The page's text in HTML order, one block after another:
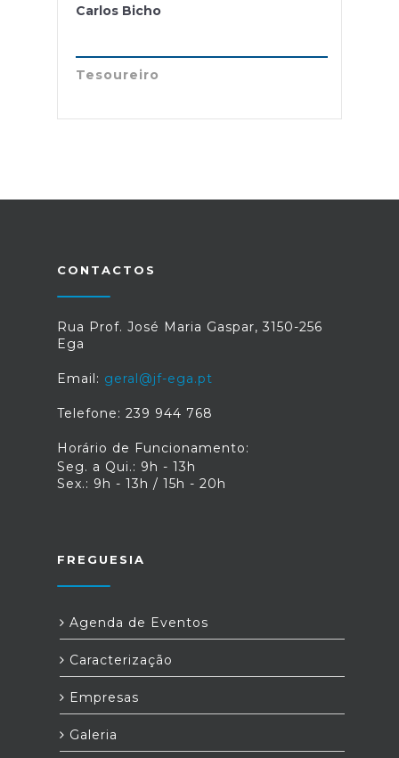
Carlos Bicho
Tesoureiro
CONTACTOS
Rua Prof. José Maria Gaspar, 3150-256
Ega
Email: geral@jf-ega.pt
Telefone: 239 944 768
Horário de Funcionamento:
Seg. a Qui.: 9h - 13h
Sex.: 9h - 13h / 15h - 20h
FREGUESIA
Agenda de Eventos
Caracterização
Empresas
Galeria